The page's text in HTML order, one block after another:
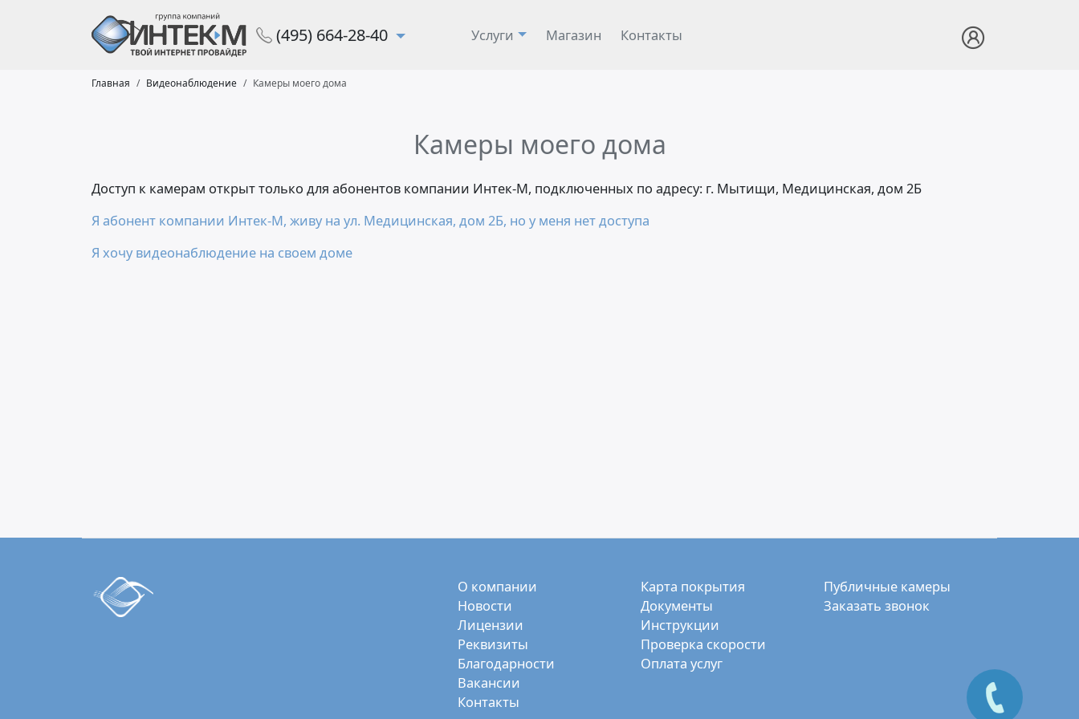
(495) 664-28-40 Услуги Магазин Контакты
Главная Видеонаблюдение Камеры моего дома
Камеры моего дома
Доступ к камерам открыт только для абонентов компании Интек-М, подключенных по адресу: г. Мытищи, Медицинская, дом 2Б
Я абонент компании Интек-М, живу на ул. Медицинская, дом 2Б, но у меня нет доступа
Я хочу видеонаблюдение на своем доме
О компании
Новости
Лицензии
Реквизиты
Благодарности
Вакансии
Контакты
Карта покрытия
Документы
Инструкции
Проверка скорости
Оплата услуг
Публичные камеры
Заказать звонок